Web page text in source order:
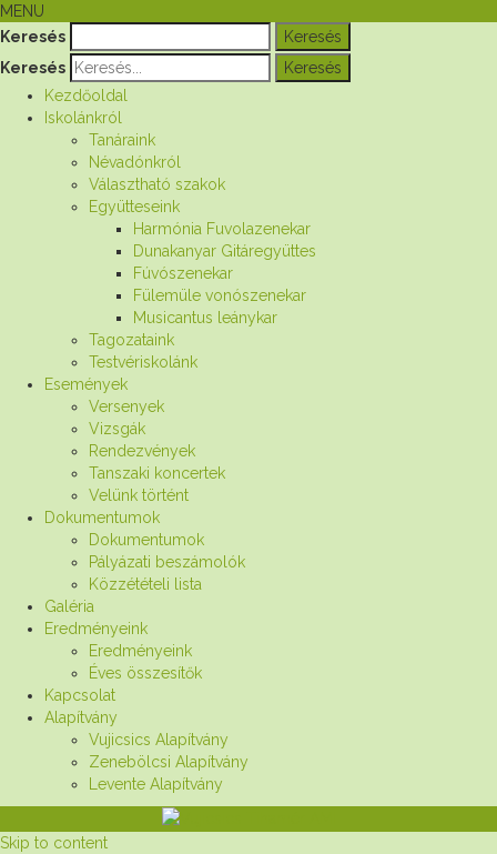
MENU
Keresés
Keresés
Kezdőoldal
Iskolánkról
Tanáraink
Névadónkról
Választható szakok
Együtteseink
Harmónia Fuvolazenekar
Dunakanyar Gitáregyüttes
Fúvószenekar
Fülemüle vonószenekar
Musicantus leánykar
Tagozataink
Testvériskolánk
Események
Versenyek
Vizsgák
Rendezvények
Tanszaki koncertek
Velünk történt
Dokumentumok
Dokumentumok
Pályázati beszámolók
Közzétételi lista
Galéria
Eredményeink
Eredményeink
Éves összesítők
Kapcsolat
Alapítvány
Vujicsics Alapítvány
Zenebölcsi Alapítvány
Levente Alapítvány
Skip to content